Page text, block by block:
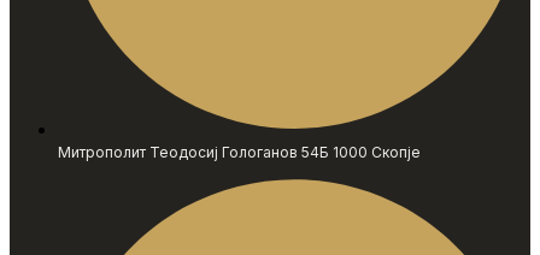
Митрополит Теодосиј Гологанов 54Б 1000 Скопје